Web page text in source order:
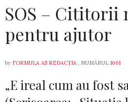
SOS – Cititorii
pentru ajutor
by FORMULA AS REDACȚIA , NUMĂRUL 1601
„E ireal cum au fost